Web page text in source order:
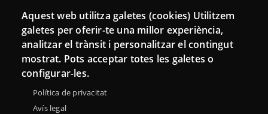
Connecta
Bustia de contacte
Butlletins
Aquest web utilitza galetes (cookies) Utilitzem
galetes per oferir-te una millor experiència,
analitzar el trànsit i personalitzar el contingut
mostrat. Pots acceptar totes les galetes o
configurar-les.
Política de privacitat
Avís legal